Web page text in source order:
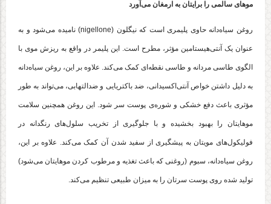
موهای سالمی را برایتان به ارمغان می‌آورد
روغن سیاه‌دانه حاوی پلیمری است که نیگلون (nigellone) نامیده می‌شود و به
عنوان یک آنتی‌هیستامین مؤثر، مطرح است. این پلیمر در واقع به ریزش موی با
الگوی طاسی مردانه و طاسی نقطه‌ای کمک می‌کند. علاوه بر این، روغن سیاه‌دانه
به دلیل داشتن خواص آنتی‌اکسیدانی، ضد باکتریایی و ضدالتهابی، می‌تواند به طور
مؤثری باعث دفع خشکی و شوره‌ی پوست سر شود. این روغن همچنین سلامت
موهایتان را بهبود بخشیده و با جلوگیری از تخریب سلول‌های رنگدانه در
فولیکول‌های مویتان به پیشگیری از سفید شدن آن کمک می‌کند. علاوه بر این،
روغن سیاه‌دانه، سبوم (روغنی که باعث تغذیه و مرطوب کردن موهایتان می‌شود)
تولید شده روی پوست سرتان را به میزان طبیعی تنظیم می‌کند.